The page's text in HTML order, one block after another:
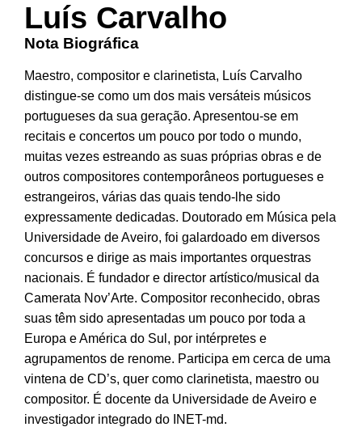
Luís Carvalho
Nota Biográfica
Maestro, compositor e clarinetista, Luís Carvalho
distingue-se como um dos mais versáteis músicos
portugueses da sua geração. Apresentou-se em
recitais e concertos um pouco por todo o mundo,
muitas vezes estreando as suas próprias obras e de
outros compositores contemporâneos portugueses e
estrangeiros, várias das quais tendo-lhe sido
expressamente dedicadas. Doutorado em Música pela
Universidade de Aveiro, foi galardoado em diversos
concursos e dirige as mais importantes orquestras
nacionais. É fundador e director artístico/musical da
Camerata Nov’Arte. Compositor reconhecido, obras
suas têm sido apresentadas um pouco por toda a
Europa e América do Sul, por intérpretes e
agrupamentos de renome. Participa em cerca de uma
vintena de CD’s, quer como clarinetista, maestro ou
compositor. É docente da Universidade de Aveiro e
investigador integrado do INET-md.